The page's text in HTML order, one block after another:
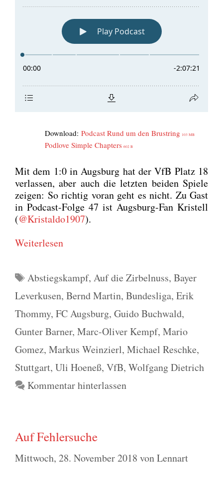
Down­load: Pod­cast Rund um den Brust­ring 103 MB
Pod­l­ove Simp­le Chap­ters 602 B
Mit dem 1:0 in Augs­burg hat der VfB Platz 18
ver­las­sen, aber auch die letz­ten bei­den Spie­le
zei­gen: So rich­tig vor­an geht es nicht. Zu Gast
in Pod­cast-Fol­ge 47 ist Augs­burg-Fan Kristell
(@Kristaldo1907).
Wei­ter­le­sen
Schlagwörter
Abstiegskampf, Auf die Zirbelnuss, Bayer
Leverkusen, Bernd Martin, Bundesliga, Erik
Thommy, FC Augsburg, Guido Buchwald,
Gunter Barner, Marc-Oliver Kempf, Mario
Gomez, Markus Weinzierl, Michael Reschke,
Stuttgart, Uli Hoeneß, VfB, Wolfgang Dietrich
Kommentar hinterlassen
Auf Fehlersuche
Mittwoch, 28. November 2018 vonLennart